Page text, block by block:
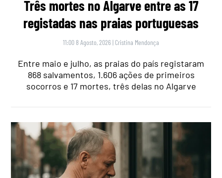
Três mortes no Algarve entre as 17
registadas nas praias portuguesas
11:00 8 Agosto, 2026 | Cristina Mendonça
Entre maio e julho, as praias do país registaram
868 salvamentos, 1.606 ações de primeiros
socorros e 17 mortes, três delas no Algarve